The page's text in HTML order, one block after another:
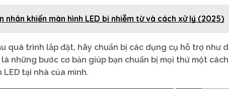
nhân khiến màn hình LED bị nhiễm từ và cách xử lý (2025)
quá trình lắp đặt, hãy chuẩn bị các dụng cụ hỗ trợ như
những bước cơ bản giúp bạn chuẩn bị mọi thứ một
tại nhà của mình.